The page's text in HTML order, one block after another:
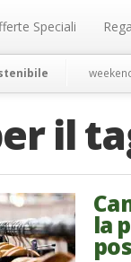
Speciali
il
la